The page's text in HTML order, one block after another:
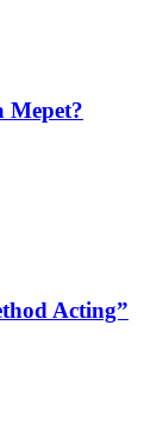
Acting”